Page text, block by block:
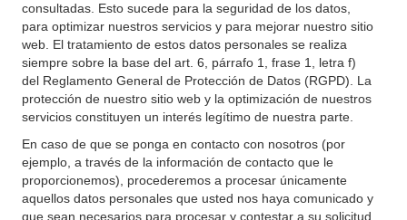
consultadas. Esto sucede para la seguridad de los datos,
para optimizar nuestros servicios y para mejorar nuestro sitio
web. El tratamiento de estos datos personales se realiza
siempre sobre la base del art. 6, párrafo 1, frase 1, letra f)
del Reglamento General de Protección de Datos (RGPD). La
protección de nuestro sitio web y la optimización de nuestros
servicios constituyen un interés legítimo de nuestra parte.
En caso de que se ponga en contacto con nosotros (por
ejemplo, a través de la información de contacto que le
proporcionemos), procederemos a procesar únicamente
aquellos datos personales que usted nos haya comunicado y
que sean necesarios para procesar y contestar a su solicitud.